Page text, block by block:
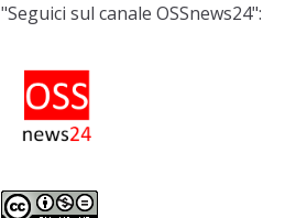
"Seguici sul canale OSSnews24":